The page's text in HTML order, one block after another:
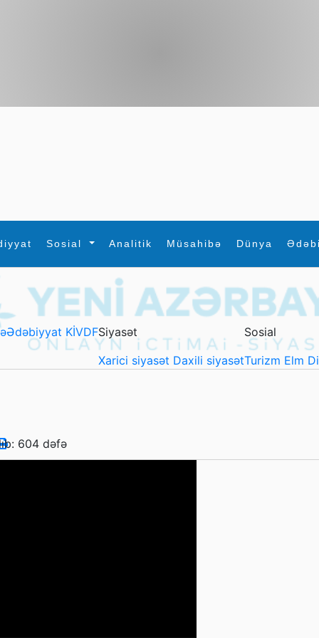
Sosial Analitik Müsahibə Dünya
Ədəbiyyat KİVDFSiyasət
Xarici siyasət Daxili siyasət
Sosial
Turizm Elm
604 dəfə